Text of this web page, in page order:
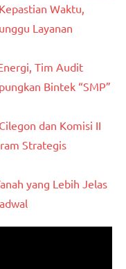
Waktu,
Layanan
Tim Audit
Bintek “SMP”
dan Komisi II
Strategis
yang Lebih Jelas